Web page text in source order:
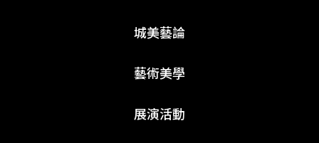
城美藝論
藝術美學
展演活動